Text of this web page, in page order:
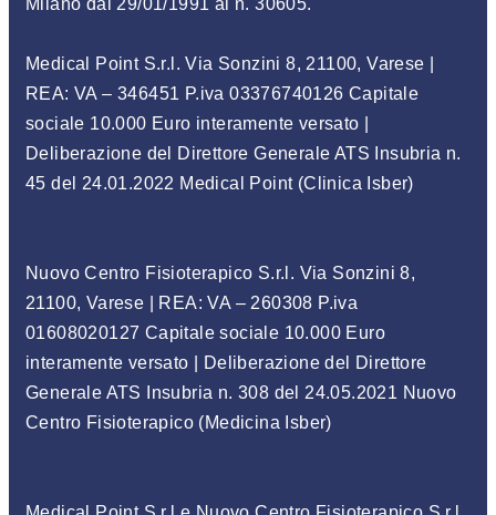
Medical Point S.r.l. Via Sonzini 8, 21100, Varese |
REA: VA – 346451 P.iva 03376740126 Capitale
sociale 10.000 Euro interamente versato |
Deliberazione del Direttore Generale ATS Insubria n.
45 del 24.01.2022 Medical Point (Clinica Isber)
Nuovo Centro Fisioterapico S.r.l. Via Sonzini 8,
21100, Varese | REA: VA – 260308 P.iva
01608020127 Capitale sociale 10.000 Euro
interamente versato | Deliberazione del Direttore
Generale ATS Insubria n. 308 del 24.05.2021 Nuovo
Centro Fisioterapico (Medicina Isber)